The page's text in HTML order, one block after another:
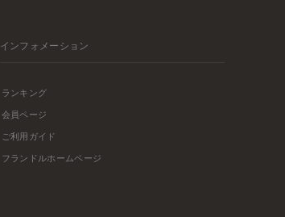
インフォメーション
ランキング
会員ページ
ご利用ガイド
フランドルホームページ